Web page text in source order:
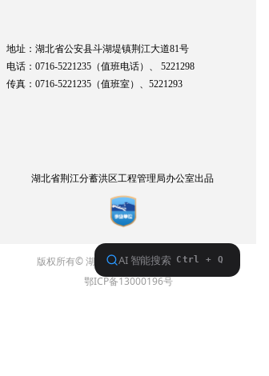
湖北省荆江分蓄洪区工程管理局办公室出品
地址：湖北省公安县斗湖堤镇荆江大道81号
电话：0716-5221235（值班电话）、
5221298
传真：0716-5221235（值班室）、 5221293
版权所有© 湖北省荆江分蓄洪区工程管理局
鄂ICP备13000196号